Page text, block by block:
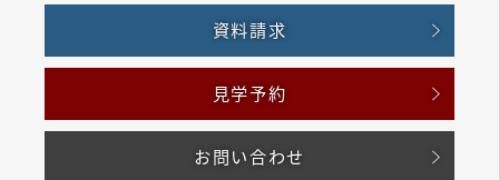
資料請求
見学予約
お問い合わせ